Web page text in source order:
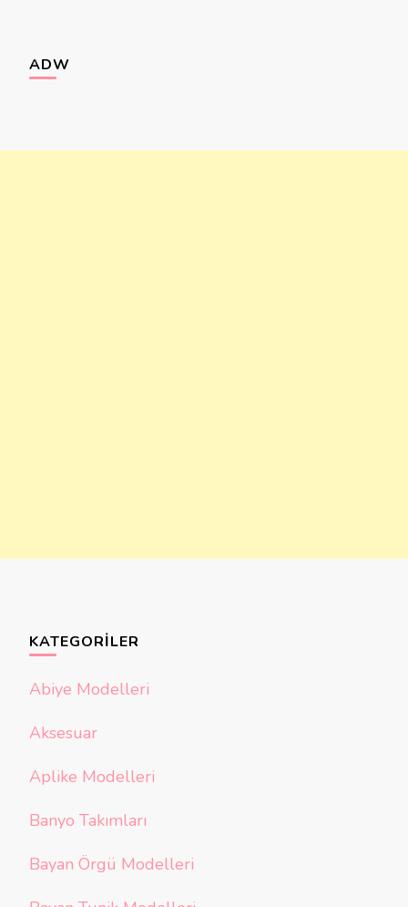
ADW
KATEGORILER
Abiye Modelleri
Aksesuar
Aplike Modelleri
Banyo Takımları
Bayan Örgü Modelleri